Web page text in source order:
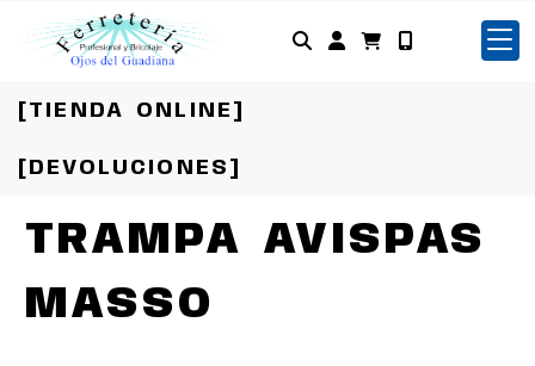
Identifícate
[TIENDA ONLINE]
[DEVOLUCIONES]
TRAMPA AVISPAS
MASSO